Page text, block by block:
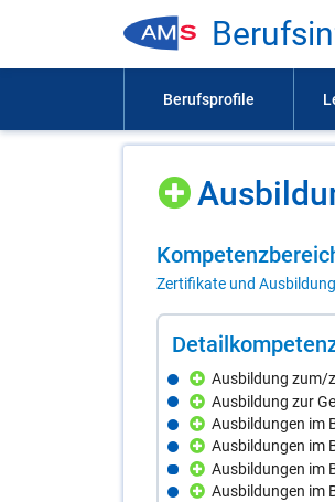
Zertifikate und
Ausbildung zum/
Ausbildung zur
Ausbildungen im
Ausbildungen im
Ausbildungen im
Ausbildungen im